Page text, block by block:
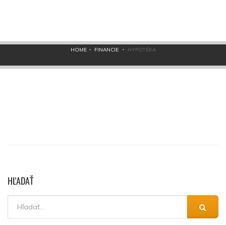
HOME FINANCIE HYPOTÉKA
HĽADAŤ